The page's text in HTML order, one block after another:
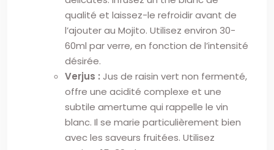
qualité et laissez-le refroidir avant de
l’ajouter au Mojito. Utilisez environ 30-
60ml par verre, en fonction de l’intensité
désirée.
Verjus : Jus de raisin vert non fermenté,
offre une acidité complexe et une
subtile amertume qui rappelle le vin
blanc. Il se marie particulièrement bien
avec les saveurs fruitées. Utilisez